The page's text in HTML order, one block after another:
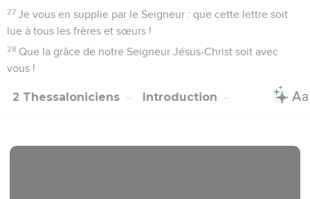
27 Je vous en supplie par le Seigneur : que cette lettre soit
lue à tous les frères et sœurs !
28 Que la grâce de notre Seigneur Jésus-Christ soit avec
vous !
2 Thessaloniciens Introduction